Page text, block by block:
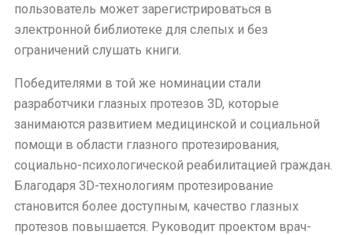
пользователь может зарегистрироваться в
электронной библиотеке для слепых и без
ограничений слушать книги.
Победителями в той же номинации стали
разработчики глазных протезов 3D, которые
занимаются развитием медицинской и социальной
помощи в области глазного протезирования,
социально-психологической реабилитацией граждан.
Благодаря 3D-технологиям протезирование
становится более доступным, качество глазных
протезов повышается. Руководит проектом врач-